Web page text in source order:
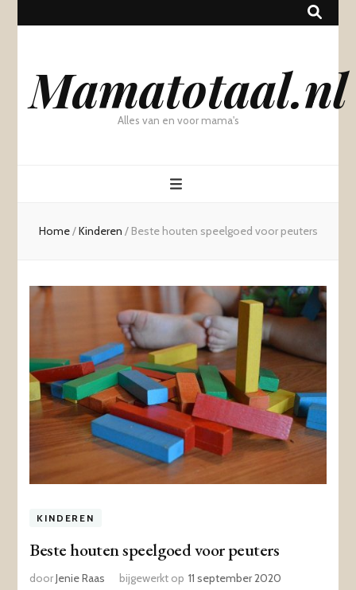
Mamatotaal.nl
Alles van en voor mama's
Home/Kinderen / Beste houten speelgoed voor peuters
KINDEREN
Beste houten speelgoed voor peuters
doorJenie Raas bijgewerkt op 11 september 2020